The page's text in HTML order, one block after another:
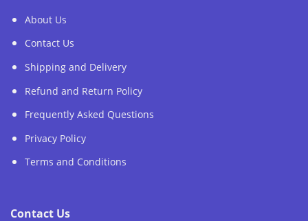
About Us
Contact Us
Shipping and Delivery
Refund and Return Policy
Frequently Asked Questions
Privacy Policy
Terms and Conditions
Contact Us